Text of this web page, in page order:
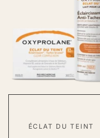
ÉCLAT DU TEINT